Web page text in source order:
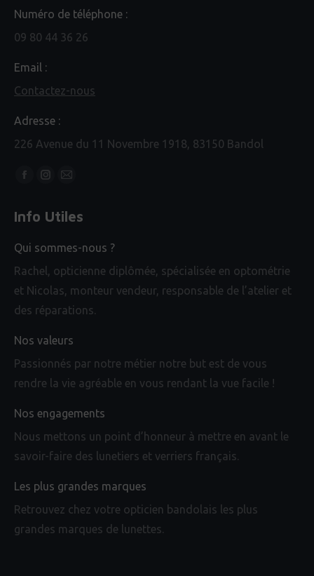
Numéro de téléphone :
09 80 44 36 26
Email :
Contactez-nous
Adresse :
226 Avenue du 11 Novembre 1918, 83150 Bandol
Trouvez nous sur :
Facebook
opens
new
window
Instagram
opens
new
window
Mail
opens
new
window
Info Utiles
Qui sommes-nous ?
Rachel, opticienne diplômée, spécialisée en optométrie
et Nicolas, monteur vendeur, responsable de l’atelier et
des réparations.
Nos valeurs
Passionnés par notre métier notre but est de vous
rendre la vie agréable en vous rendant la vue facile !
Nos engagements
Nous mettons un point d’honneur à mettre en avant le
savoir-faire des lunetiers et verriers français.
Les plus grandes marques
Retrouvez chez votre opticien bandolais les plus
grandes marques de lunettes.